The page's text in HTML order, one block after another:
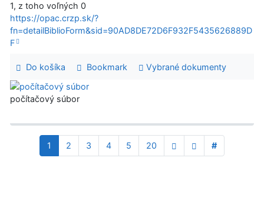
1, z toho voľných 0
https://opac.crzp.sk/?
fn=detailBiblioForm&sid=90AD8DE72D6F932F5435626889D
F
Do košíka Bookmark Vybrané dokumenty
počítačový súbor
1 2 3 4 5 20 #